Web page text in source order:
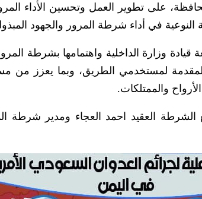
على تطوير العمل وتحسين الأداء
النوعية في أداء شرطة المرور والجهود
وزارة الداخلية واهتمامها بشرطة
لمستخدمي الطريق، وبما يعزز من
والممتلكات.
الشرطة العقيد احمد العجاء ومدير شرطة